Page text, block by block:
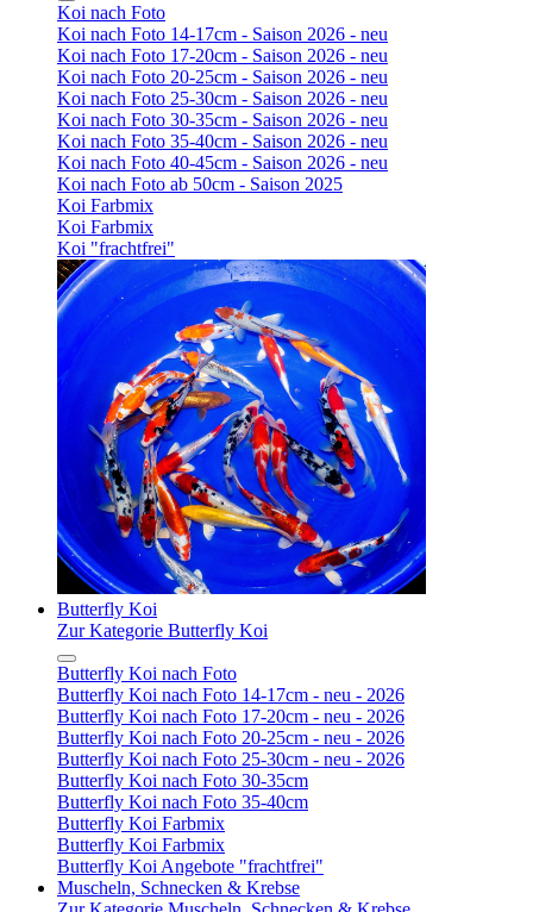
Koi nach Foto
Koi nach Foto 14-17cm - Saison 2026 - neu
Koi nach Foto 17-20cm - Saison 2026 - neu
Koi nach Foto 20-25cm - Saison 2026 - neu
Koi nach Foto 25-30cm - Saison 2026 - neu
Koi nach Foto 30-35cm - Saison 2026 - neu
Koi nach Foto 35-40cm - Saison 2026 - neu
Koi nach Foto 40-45cm - Saison 2026 - neu
Koi nach Foto ab 50cm - Saison 2025
Koi Farbmix
Koi Farbmix
Koi "frachtfrei"
Butterfly Koi
Zur Kategorie Butterfly Koi
Butterfly Koi nach Foto
Butterfly Koi nach Foto 14-17cm - neu - 2026
Butterfly Koi nach Foto 17-20cm - neu - 2026
Butterfly Koi nach Foto 20-25cm - neu - 2026
Butterfly Koi nach Foto 25-30cm - neu - 2026
Butterfly Koi nach Foto 30-35cm
Butterfly Koi nach Foto 35-40cm
Butterfly Koi Farbmix
Butterfly Koi Farbmix
Butterfly Koi Angebote "frachtfrei"
Muscheln, Schnecken & Krebse